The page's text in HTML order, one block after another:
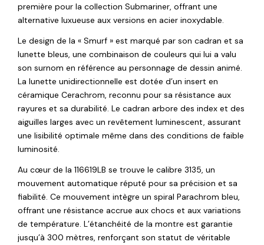
première pour la collection Submariner, offrant une
alternative luxueuse aux versions en acier inoxydable.
Le design de la « Smurf » est marqué par son cadran et sa
lunette bleus, une combinaison de couleurs qui lui a valu
son surnom en référence au personnage de dessin animé.
La lunette unidirectionnelle est dotée d’un insert en
céramique Cerachrom, reconnu pour sa résistance aux
rayures et sa durabilité. Le cadran arbore des index et des
aiguilles larges avec un revêtement luminescent, assurant
une lisibilité optimale même dans des conditions de faible
luminosité.
Au cœur de la 116619LB se trouve le calibre 3135, un
mouvement automatique réputé pour sa précision et sa
fiabilité. Ce mouvement intègre un spiral Parachrom bleu,
offrant une résistance accrue aux chocs et aux variations
de température. L’étanchéité de la montre est garantie
jusqu’à 300 mètres, renforçant son statut de véritable